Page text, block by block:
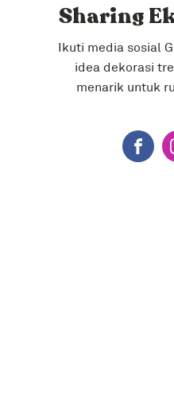
Sharing
Ikuti media sosial
idea dekorasi
menarik untuk